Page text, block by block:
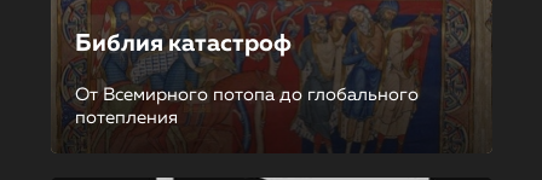
Библия катастроф
От Всемирного потопа до глобального
потепления